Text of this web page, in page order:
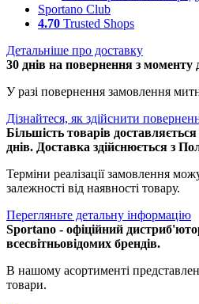
Sportano Club
4.70 Trusted Shops
Детальніше про доставку
30 днів на повернення з моменту
У разі повернення замовлення
Дізнайтеся, як здійснити
Більшість товарів
днів. Доставка здійснюється з
Терміни реалізації замовлення
залежності від наявності товару.
Перегляньте детальну інформацію
Sportano - офіційний
всесвітньовідомих брендів.
В нашому асортименті
товари.